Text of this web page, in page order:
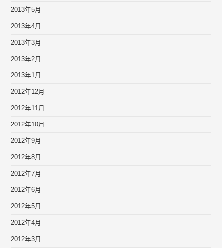
2013年5月
2013年4月
2013年3月
2013年2月
2013年1月
2012年12月
2012年11月
2012年10月
2012年9月
2012年8月
2012年7月
2012年6月
2012年5月
2012年4月
2012年3月